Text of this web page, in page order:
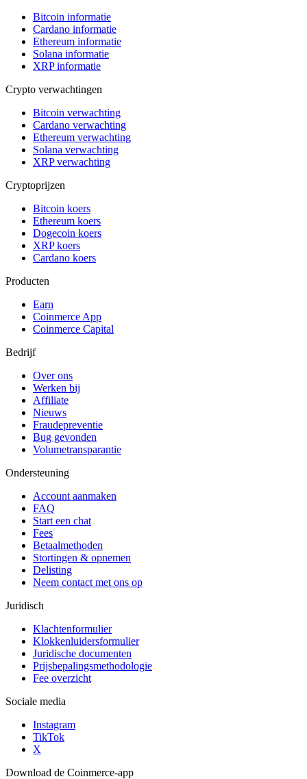
Bitcoin informatie
Cardano informatie
Ethereum informatie
Solana informatie
XRP informatie
Crypto verwachtingen
Bitcoin verwachting
Cardano verwachting
Ethereum verwachting
Solana verwachting
XRP verwachting
Cryptoprijzen
Bitcoin koers
Ethereum koers
Dogecoin koers
XRP koers
Cardano koers
Producten
Earn
Coinmerce App
Coinmerce Capital
Bedrijf
Over ons
Werken bij
Affiliate
Nieuws
Fraudepreventie
Bug gevonden
Volumetransparantie
Ondersteuning
Account aanmaken
FAQ
Start een chat
Fees
Betaalmethoden
Stortingen & opnemen
Delisting
Neem contact met ons op
Juridisch
Klachtenformulier
Klokkenluidersformulier
Juridische documenten
Prijsbepalingsmethodologie
Fee overzicht
Sociale media
Instagram
TikTok
X
Download de Coinmerce-app